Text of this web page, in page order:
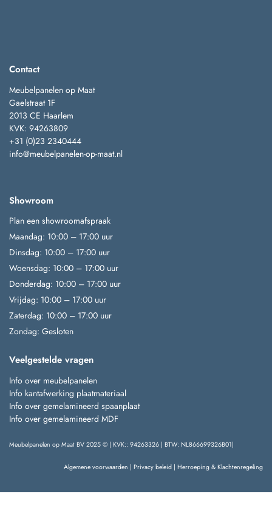
Contact
Meubelpanelen op Maat
Gaelstraat 1F
2013 CE Haarlem
KVK: 94263809
+31 (0)23 2340444
info@meubelpanelen-op-maat.nl
Showroom
Plan een showroomafspraak
Maandag: 10:00 – 17:00 uur
Dinsdag: 10:00 – 17:00 uur
Woensdag: 10:00 – 17:00 uur
Donderdag: 10:00 – 17:00 uur
Vrijdag: 10:00 – 17:00 uur
Zaterdag: 10:00 – 17:00 uur
Zondag: Gesloten
Veelgestelde vragen
Info over meubelpanelen
Info kantafwerking plaatmateriaal
Info over gemelamineerd spaanplaat
Info over gemelamineerd MDF
Meubelpanelen op Maat BV 2025 © | KVK:: 94263326 | BTW: NL866699326B01|
Algemene voorwaarden | Privacy beleid | Herroeping & Klachtenregeling